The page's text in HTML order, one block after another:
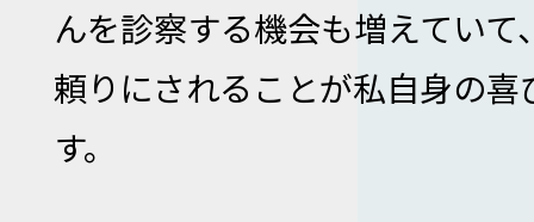
んを診察する機会も増えてい
頼りにされることが私自身の
す。